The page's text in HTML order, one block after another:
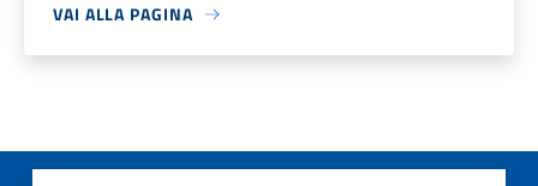
VAI ALLA PAGINA